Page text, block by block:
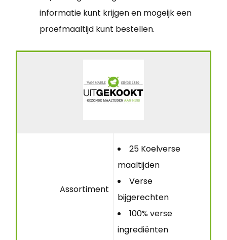
informatie kunt krijgen en mogeijk een
proefmaaltijd kunt bestellen.
Assortiment
25 Koelverse
maaltijden
Verse
bijgerechten
100% verse
ingrediënten